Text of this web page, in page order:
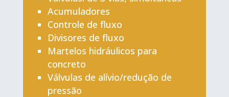
Acumuladores
Controle de fluxo
Divisores de fluxo
Martelos hidráulicos para
concreto
Válvulas de alívio/redução de
pressão